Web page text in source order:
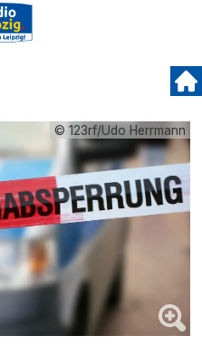
© 123rf/Udo Herrmann